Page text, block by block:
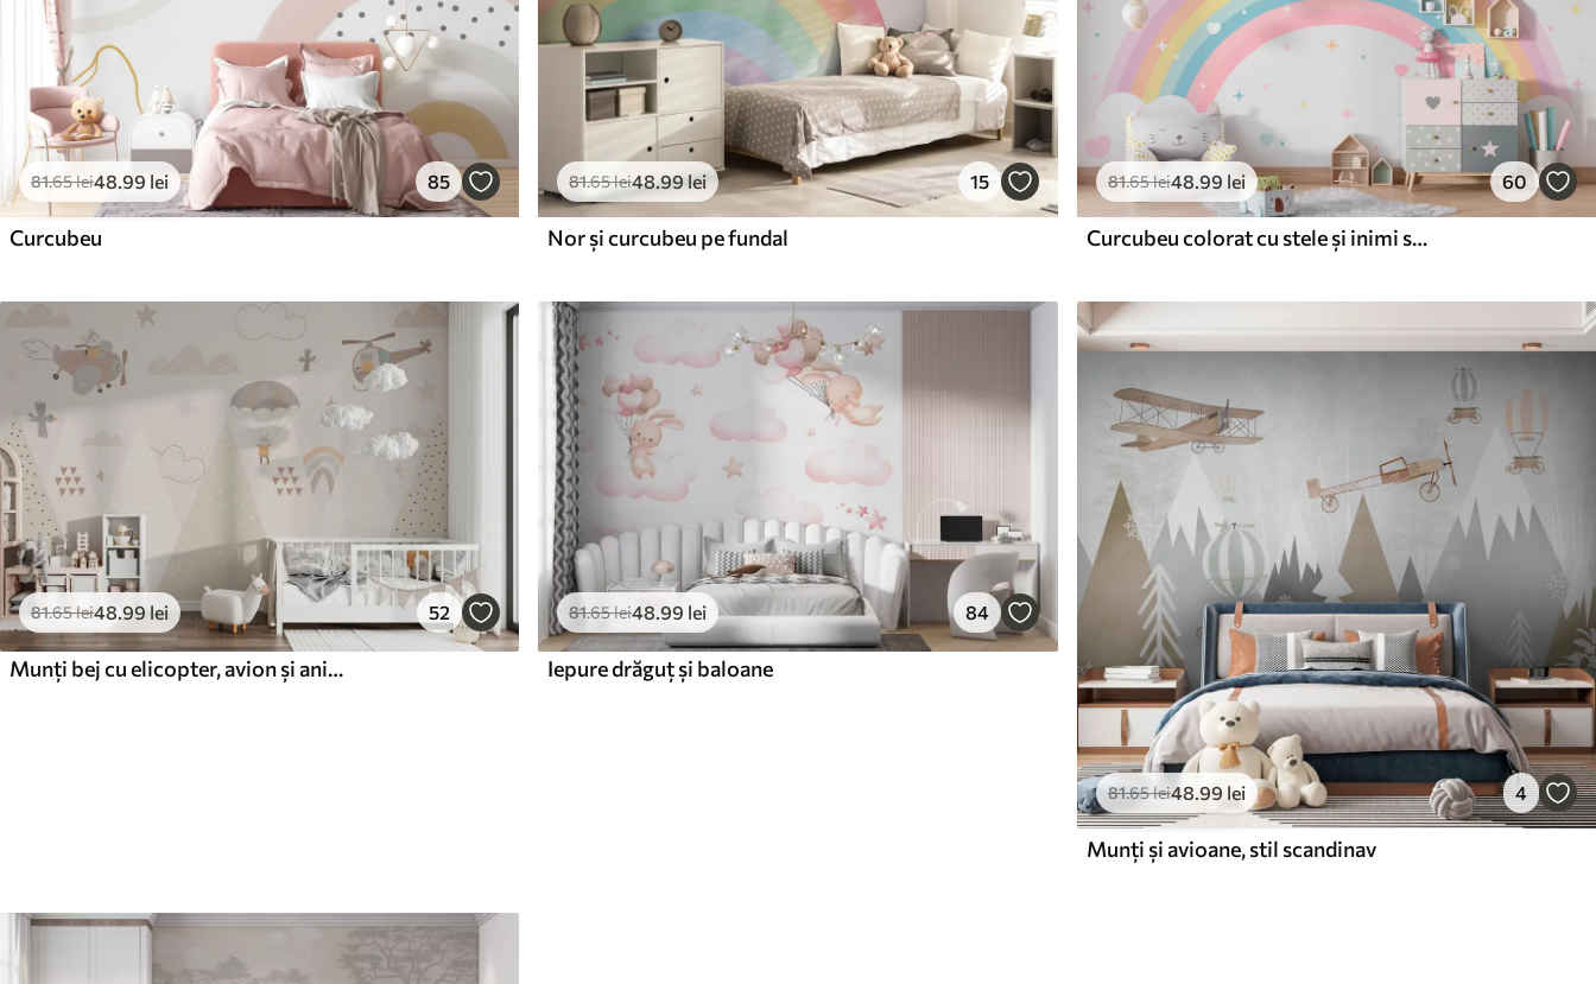
81.65lei48.99 lei 85
Curcubeu
81.65lei48.99lei 15
Nor și curcubeu pe fundal
81.65lei48.99 lei 60
Curcubeu colorat cu stele și inimi stil scandinav
81.65lei48 .99 lei 52
Munți bej cu elicopter, avion și animale
81.65lei48 .99 lei 84
Iepure drăguț și baloane
81.65lei48.99 lei 4
Munți și avioane, stil scandinav